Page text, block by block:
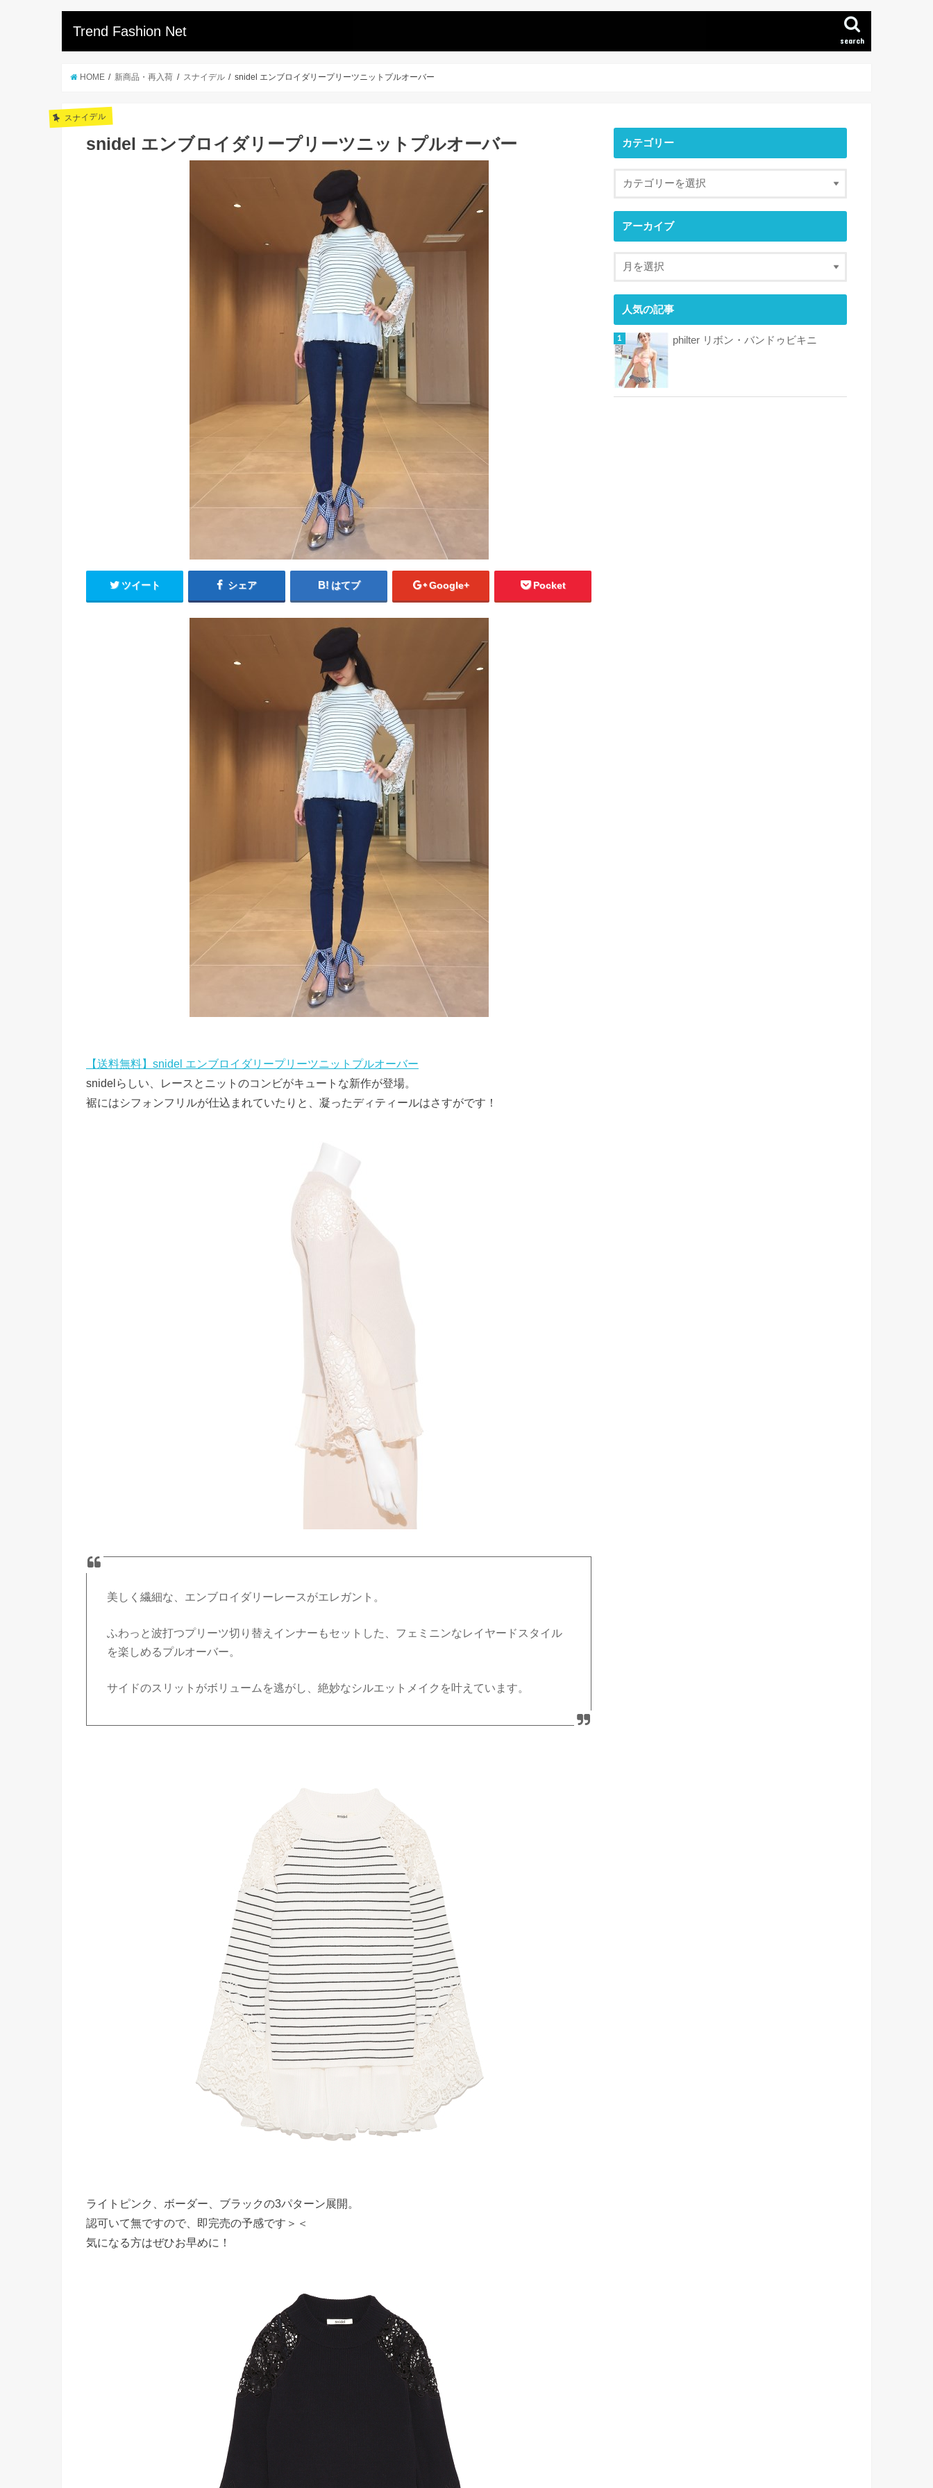
Trend Fashion Net
search
HOME 新商品・再入荷 スナイデル snidel エンブロイダリープリーツニットプルオーバー
スナイデル
snidel エンブロイダリープリーツニットプルオーバー
ツイート シェア はてブ Google+ Pocket
【送料無料】snidel エンブロイダリープリーツニットプルオーバー
snidelらしい、レースとニットのコンビがキュートな新作が登場。
裾にはシフォンフリルが仕込まれていたりと、凝ったディティールはさすがです！
美しく繊細な、エンブロイダリーレースがエレガント。
ふわっと波打つプリーツ切り替えインナーもセットした、フェミニンなレイヤードスタイル
を楽しめるプルオーバー。
サイドのスリットがボリュームを逃がし、絶妙なシルエットメイクを叶えています。
ライトピンク、ボーダー、ブラックの3パターン展開。
認可いて無ですので、即完売の予感です＞＜
気になる方はぜひお早めに！
カテゴリー
アーカイブ
人気の記事
philter リボン・バンドゥビキニ